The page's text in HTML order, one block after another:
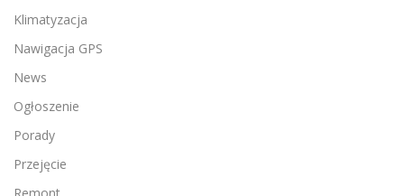
Klimatyzacja
Nawigacja GPS
News
Ogłoszenie
Porady
Przejęcie